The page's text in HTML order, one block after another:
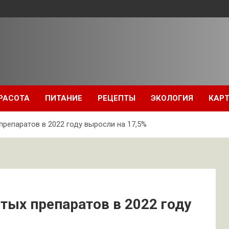
ПИТАНИЕ РЕЦЕПТЫ ЭКОЛОГИЯ
в 2022 году выросли на 17,5%
препаратов в 2022 году